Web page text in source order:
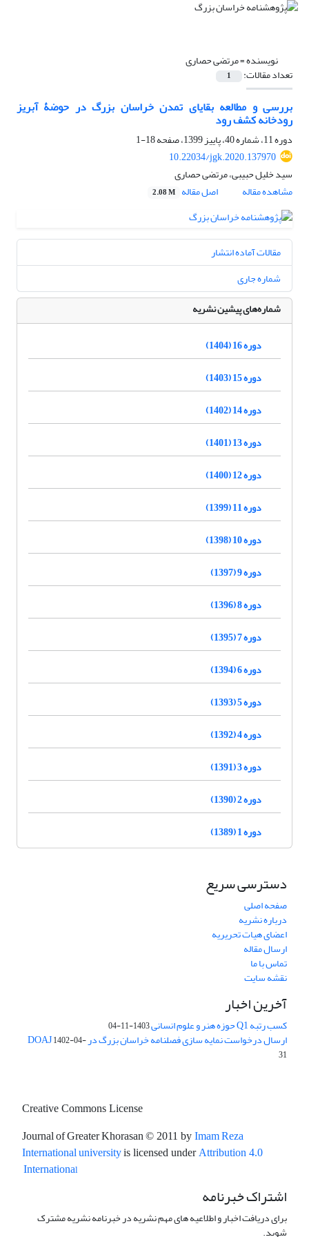
نویسنده =مرتضی حصاری
تعداد مقالات: 1
بررسی و مطالعه بقایای تمدن خراسان بزرگ در حوضۀ آبریز
رودخانه کشف رود
دوره 11، شماره 40، پاییز 1399، صفحه
18-1
10.22034/jgk.2020.137970
سید خلیل حبیبی، مرتضی حصاری
مشاهده مقاله
اصل مقاله 2.08 M
مقالات آماده انتشار
شماره جاری
شماره‌های پیشین نشریه
دوره 16 (1404)
دوره 15 (1403)
دوره 14 (1402)
دوره 13 (1401)
دوره 12 (1400)
دوره 11 (1399)
دوره 10 (1398)
دوره 9 (1397)
دوره 8 (1396)
دوره 7 (1395)
دوره 6 (1394)
دوره 5 (1393)
دوره 4 (1392)
دوره 3 (1391)
دوره 2 (1390)
دوره 1 (1389)
دسترسی سریع
صفحه اصلی
درباره نشریه
اعضای هیات تحریریه
ارسال مقاله
تماس با ما
نقشه سایت
آخرین اخبار
کسب رتبه Q1 حوزه هنر و علوم انسانی 1403-11-04
ارسال درخواست نمایه سازی فصلنامه خراسان بزرگ در DOAJ1402-04-
31
Creative Commons License
Journal of Greater Khorasan© 2011 by Imam Reza
International universityis licensed under Attribution 4.0
International
اشتراک خبرنامه
برای دریافت اخبار و اطلاعیه های مهم نشریه در خبرنامه نشریه مشترک
شوید.